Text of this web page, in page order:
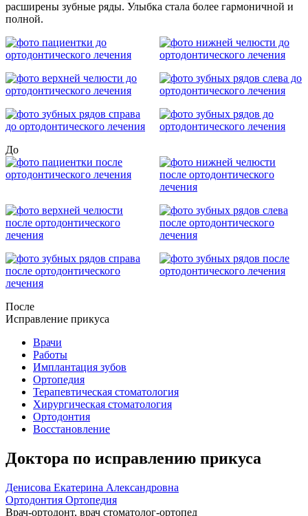
расширены зубные ряды. Улыбка стала более гармоничной и
полной.
До
После
Исправление прикуса
Врачи
Работы
Имплантация зубов
Ортопедия
Терапевтическая стоматология
Хирургическая стоматология
Ортодонтия
Восстановление
Доктора по исправлению прикуса
Денисова Екатерина Александровна
Ортодонтия Ортопедия
Врач-ортодонт, врач стоматолог-ортопед